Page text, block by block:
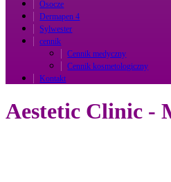
Osocze
Dermapen 4
Sylwester
cennik
Cennik medyczny
Cennik kosmetologiczny
Kontakt
Aestetic Clinic -